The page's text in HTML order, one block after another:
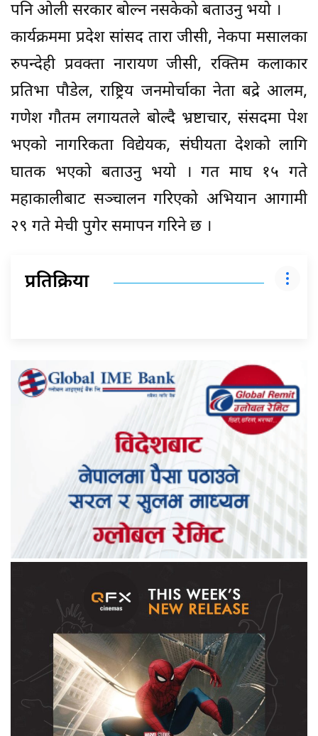
पनि ओली सरकार बोल्न नसकेको बताउनु भयो ।
कार्यक्रममा प्रदेश सांसद तारा जीसी, नेकपा मसालका
रुपन्देही प्रवक्ता नारायण जीसी, रक्तिम कलाकार
प्रतिभा पौडेल, राष्ट्रिय जनमोर्चाका नेता बद्रे आलम,
गणेश गौतम लगायतले बोल्दै भ्रष्टाचार, संसदमा पेश
भएको नागरिकता विद्येयक, संघीयता देशको लागि
घातक भएको बताउनु भयो । गत माघ १५ गते
महाकालीबाट सञ्चालन गरिएको अभियान आगामी
२९ गते मेची पुगेर समापन गरिने छ ।
प्रतिक्रिया